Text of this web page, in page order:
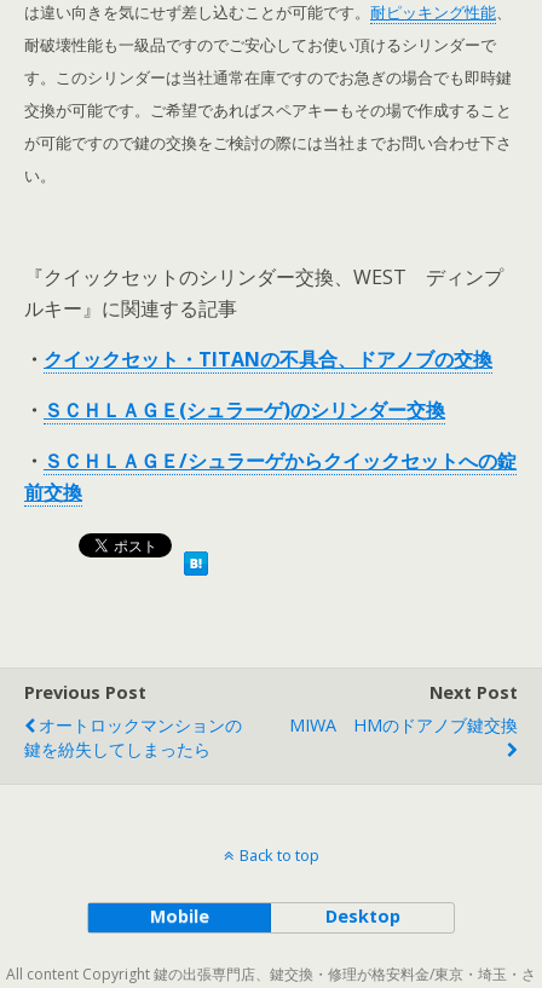
は違い向きを気にせず差し込むことが可能です。 耐ピッキング性能、
耐破壊性能も一級品ですのでご安心してお使い頂けるシリンダーで
す。 このシリンダーは当社通常在庫ですのでお急ぎの場合でも即時鍵
交換が可能です。ご希望であればスペアキーもその場で作成すること
が可能ですので鍵の交換をご検討の際には当社までお問い合わせ下さ
い。
『クイックセットのシリンダー交換、WEST ディンプ
ルキー』に関連する記事
・ クイックセット・TITANの不具合、ドアノブの交換
・ ＳＣＨＬＡＧＥ(シュラーゲ)のシリンダー交換
・ ＳＣＨＬＡＧＥ/シュラーゲからクイックセットへの錠
前交換
Previous Post
オートロックマンションの
鍵を紛失してしまったら
Next Post
MIWA HMのドアノブ鍵交換
Back to top
Mobile Desktop
All content Copyright 鍵の出張専門店、鍵交換・修理が格安料金/東京・埼玉・さ